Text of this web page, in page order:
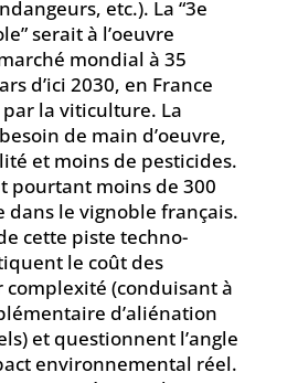
etc.). La “3e
serait à l’oeuvre
mondial à 35
d’ici 2030, en France
la viticulture. La
de main d’oeuvre,
et moins de pesticides.
pourtant moins de 300
dans le vignoble français.
cette piste techno-
le coût des
complexité (conduisant à
d’aliénation
et questionnent l’angle
environnemental réel.